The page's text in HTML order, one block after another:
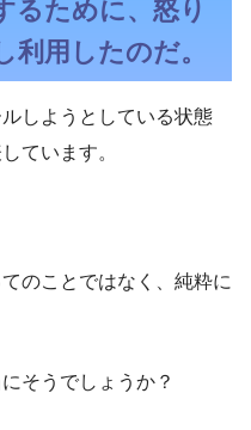
るために、怒り
利用したのだ。
しようとしている状態
ています。
のことではなく、純粋に
そうでしょうか？